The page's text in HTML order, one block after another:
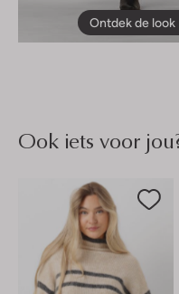
Ontdek de look
Ook iets voor